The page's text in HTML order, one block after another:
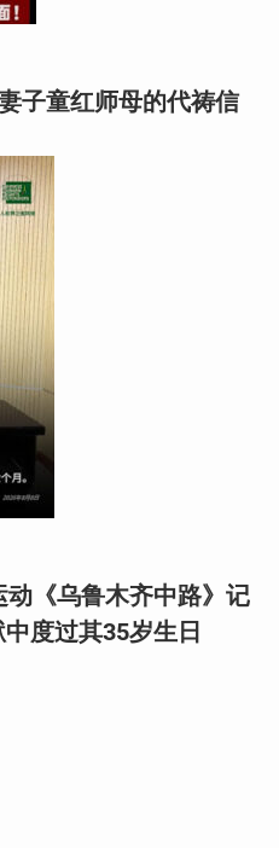
子童红⁩师母的代祷信
《乌鲁木齐中路》记
度过其35岁生日